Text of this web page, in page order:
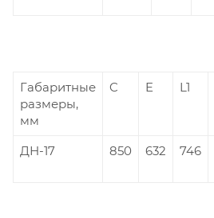
Габаритные
размеры,
мм
C E L1
ДН-17 850 632 746